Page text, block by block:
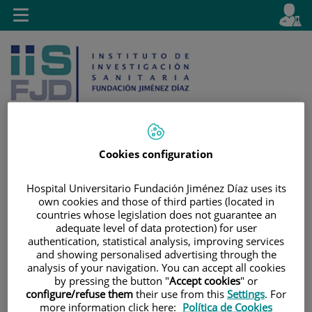
Jump to content
selector
Active
en
Toggle
navigation
Cookies configuration
Hospital Universitario Fundación Jiménez Díaz uses its
own cookies and those of third parties (located in
countries whose legislation does not guarantee an
adequate level of data protection) for user
authentication, statistical analysis, improving services
and showing personalised advertising through the
analysis of your navigation. You can accept all cookies
by pressing the button "Accept cookies" or
configure/refuse them their use from this Settings. For
more information click here: Política de Cookies